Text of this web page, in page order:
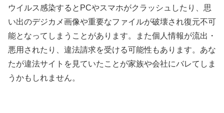
ウイルス感染するとPCやスマホがクラッシュしたり、思
い出のデジカメ画像や重要なファイルが破壊され復元不可
能となってしまうことがあります。また個人情報が流出・
悪用されたり、違法請求を受ける可能性もあります。あな
たが違法サイトを見ていたことが家族や会社にバレてしま
うかもしれません。